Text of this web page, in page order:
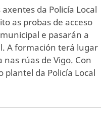
da Policía Local
as probas de acceso
e pasarán a
A formación terá lugar
rúas de Vigo. Con
plantel da Policía Local